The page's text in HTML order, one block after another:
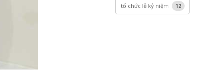
tổ chức lễ kỷ niệm 12